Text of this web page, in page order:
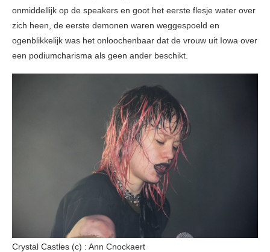
onmiddellijk op de speakers en goot het eerste flesje water over
zich heen, de eerste demonen waren weggespoeld en
ogenblikkelijk was het onloochenbaar dat de vrouw uit Iowa over
een podiumcharisma als geen ander beschikt.
Crystal Castles (c) : Ann Cnockaert